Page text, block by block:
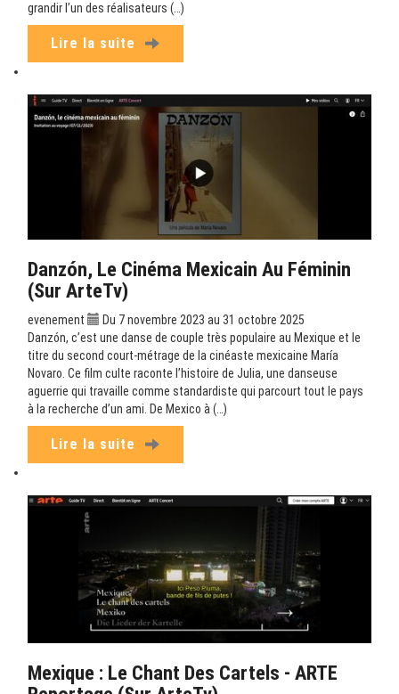
grandir l’un des réalisateurs (…)
Lire la suite
Danzón, Le Cinéma Mexicain Au Féminin
(sur ArteTv)
evenement
Du 7 novembre 2023 au 31 octobre 2025
Danzón, c’est une danse de couple très populaire au Mexique et le
titre du second court-métrage de la cinéaste mexicaine María
Novaro. Ce film culte raconte l’histoire de Julia, une danseuse
aguerrie qui travaille comme standardiste qui parcourt tout le pays
à la recherche d’un ami. De Mexico à (…)
Lire la suite
Mexique : Le Chant Des Cartels - ARTE